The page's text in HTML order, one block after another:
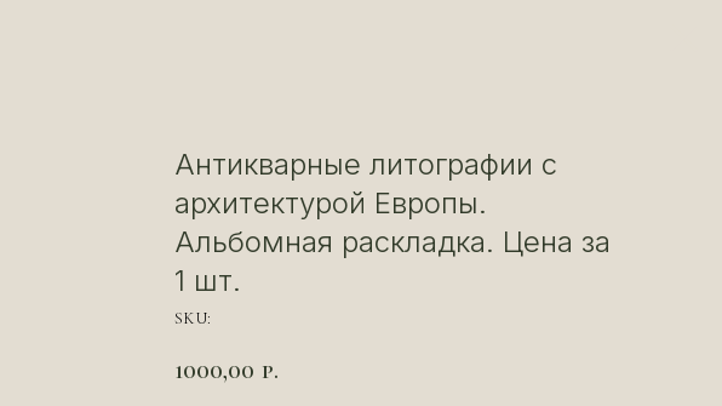
Антикварные литографии с
архитектурой Европы.
Альбомная раскладка. Цена за
1 шт.
SKU:
1000,00 р.